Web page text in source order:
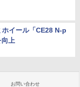
イール「CE28 N-p
上
お問い合わせ